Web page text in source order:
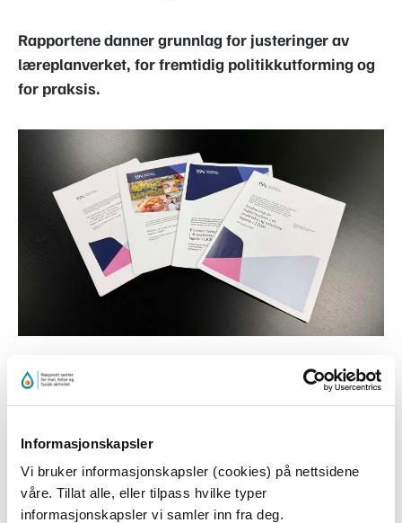
Informasjonskapsler
Vi bruker informasjonskapsler (cookies) på nettsidene
våre. Tillat alle, eller tilpass hvilke typer
informasjonskapsler vi samler inn fra deg.
Rapportene danner grunnlag for justeringer av
læreplanverket, for fremtidig politikkutforming og
for praksis.
Evalueringen av Fagfornyelsen i praktiske og
estetiske fag; kroppsøving, kunst og håndverk, mat
og helse og musikk (Eva-PE), er gjennomført ved
Universitetet i Sørøst-Norge (USN), på oppdrag fra
Utdanningsdirektoratet.